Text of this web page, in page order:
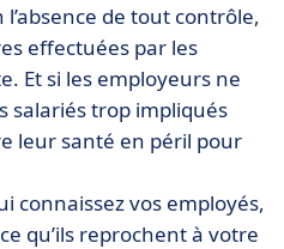
l’absence de tout contrôle,
effectuées par les
Et si les employeurs ne
salariés trop impliqués
leur santé en péril pour
connaissez vos employés,
qu’ils reprochent à votre